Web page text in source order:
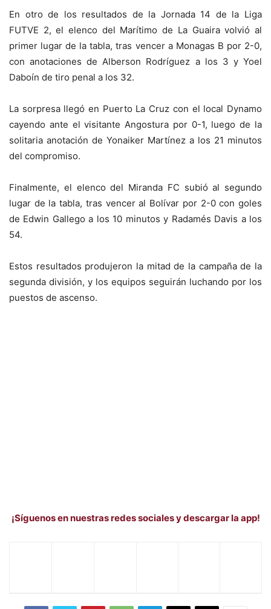
En otro de los resultados de la Jornada 14 de la Liga
FUTVE 2, el elenco del Marítimo de La Guaira volvió al
primer lugar de la tabla, tras vencer a Monagas B por 2-0,
con anotaciones de Alberson Rodríguez a los 3 y Yoel
Daboín de tiro penal a los 32.
La sorpresa llegó en Puerto La Cruz con el local Dynamo
cayendo ante el visitante Angostura por 0-1, luego de la
solitaria anotación de Yonaiker Martínez a los 21 minutos
del compromiso.
Finalmente, el elenco del Miranda FC subió al segundo
lugar de la tabla, tras vencer al Bolívar por 2-0 con goles
de Edwin Gallego a los 10 minutos y Radamés Davis a los
54.
Estos resultados produjeron la mitad de la campaña de la
segunda división, y los equipos seguirán luchando por los
puestos de ascenso.
¡Síguenos en nuestras redes sociales y descargar la app!